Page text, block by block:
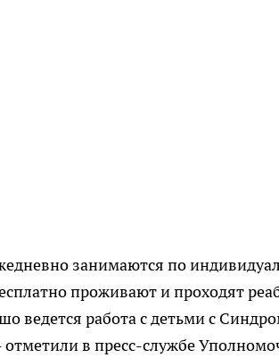
занимаются по
проживают и проходят
ведется работа с детьми с
отметили в пресс-службе